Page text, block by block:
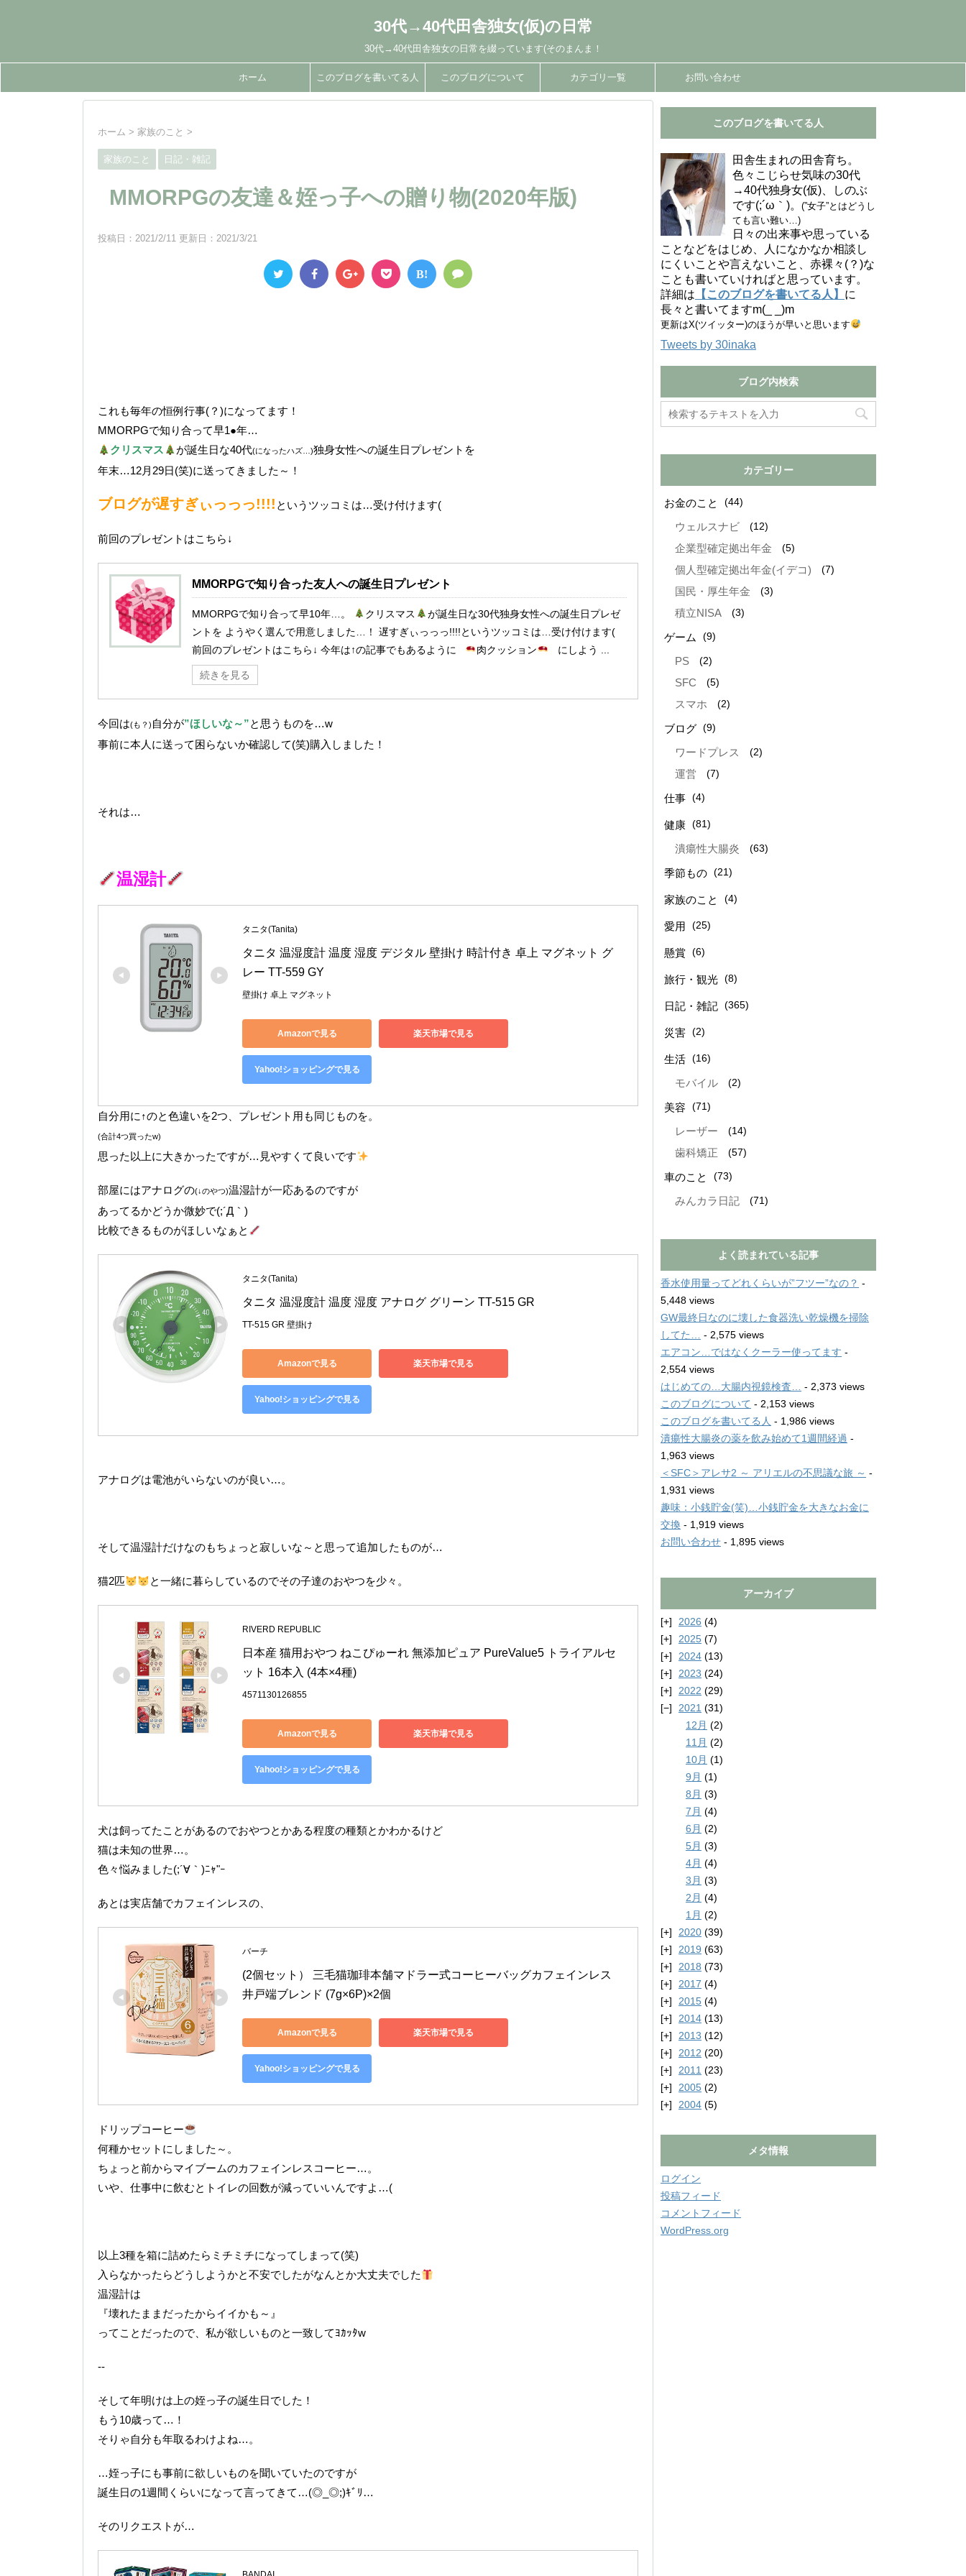
30代→40代田舎独女(仮)の日常
30代→40代田舎独女の日常を綴っています(そのまんま！
ホーム このブログを書いてる人 このブログについて カテゴリ一覧 お問い合わせ
ホーム > 家族のこと >
家族のこと 日記・雑記
MMORPGの友達＆姪っ子への贈り物(2020年版)
投稿日：2021/2/11 更新日： 2021/3/21
B!
これも毎年の恒例行事(？)になってます！
MMORPGで知り合って早1●年…
クリスマス
が誕生日な40代(になったハズ…)独身女性への誕生日プレゼントを
年末…12月29日(笑)に送ってきました～！
ブログが遅すぎぃっっっ!!!! というツッコミは…受け付けます(
前回のプレゼントはこちら↓
MMORPGで知り合った友人への誕生日プレゼント
MMORPGで知り合って早10年…。 クリスマス
が誕生日な30代独身女性への誕生日プレゼ
ントを ようやく選んで用意しました…！ 遅すぎぃっっっ!!!!というツッコミは…受け付けます(
前回のプレゼントはこちら↓ 今年は↑の記事でもあるように
肉クッション にしよう ...
続きを見る
今回は(も？) 自分が”ほしいな～”と思うものを…w
事前に本人に送って困らないか確認して(笑)購入しました！
それは…
温湿計
タニタ(Tanita)
タニタ 温湿度計 温度 湿度 デジタル 壁掛け 時計付き 卓上 マグネット グ
レー TT-559 GY
壁掛け 卓上 マグネット
Amazonで見る 楽天市場で見る
Yahoo!ショッピングで見る
自分用に↑のと色違いを2つ、プレゼント用も同じものを。
(合計4つ買ったw)
思った以上に大きかったですが…見やすくて良いです
部屋にはアナログの(↓のやつ)温湿計が一応あるのですが
あってるかどうか微妙で(;´Д｀)
比較できるものがほしいなぁと
タニタ(Tanita)
タニタ 温湿度計 温度 湿度 アナログ グリーン TT-515 GR
TT-515 GR 壁掛け
Amazonで見る 楽天市場で見る
Yahoo!ショッピングで見る
アナログは電池がいらないのが良い…。
そして温湿計だけなのもちょっと寂しいな～と思って追加したものが…
猫2匹 と一緒に暮らしているのでその子達のおやつを少々。
RIVERD REPUBLIC
日本産 猫用おやつ ねこぴゅーれ 無添加ピュア PureValue5 トライアルセ
ット 16本入 (4本×4種)
4571130126855
Amazonで見る 楽天市場で見る
Yahoo!ショッピングで見る
犬は飼ってたことがあるのでおやつとかある程度の種類とかわかるけど
猫は未知の世界…。
色々悩みました(;´∀｀)ﾆｬ"ｰ
あとは実店舗でカフェインレスの、
バーチ
(2個セット） 三毛猫珈琲本舗マドラー式コーヒーバッグカフェインレス
井戸端ブレンド (7g×6P)×2個
Amazonで見る 楽天市場で見る
Yahoo!ショッピングで見る
ドリップコーヒー
何種かセットにしました～。
ちょっと前からマイブームのカフェインレスコーヒー…。
いや、仕事中に飲むとトイレの回数が減っていいんですよ…(
以上3種を箱に詰めたらミチミチになってしまって(笑)
入らなかったらどうしようかと不安でしたがなんとか大丈夫でした
温湿計は
『壊れたままだったからイイかも～』
ってことだったので、私が欲しいものと一致してﾖｶｯﾀw
--
そして年明けは上の姪っ子の誕生日でした！
もう10歳って…！
そりゃ自分も年取るわけよね…。
…姪っ子にも事前に欲しいものを聞いていたのですが
誕生日の1週間くらいになって言ってきて…(◎_◎;)ｷﾞﾘ…
そのリクエストが…
このブログを書いてる人
田舎生まれの田舎育ち。
色々こじらせ気味の30代
→40代独身女(仮)、しのぶ
です(;´ω｀)。 (”女子”とはどうし
ても言い難い…)
日々の出来事や思っている
ことなどをはじめ、人になかなか相談し
にくいことや言えないこと、赤裸々(？)な
ことも書いていければと思っています。
詳細は 【このブログを書いてる人】 に
長々と書いてますm(_ _)m
更新はX(ツイッター)のほうが早いと思います
Tweets by 30inaka
ブログ内検索
カテゴリー
お金のこと (44)
ウェルスナビ (12)
企業型確定拠出年金 (5)
個人型確定拠出年金(イデコ) (7)
国民・厚生年金 (3)
積立NISA (3)
ゲーム (9)
PS (2)
SFC (5)
スマホ (2)
ブログ (9)
ワードプレス (2)
運営 (7)
仕事 (4)
健康 (81)
潰瘍性大腸炎 (63)
季節もの (21)
家族のこと (4)
愛用 (25)
懸賞 (6)
旅行・観光 (8)
日記・雑記 (365)
災害 (2)
生活 (16)
モバイル (2)
美容 (71)
レーザー (14)
歯科矯正 (57)
車のこと (73)
みんカラ日記 (71)
よく読まれている記事
香水使用量ってどれくらいが”フツー”なの？ -
5,448 views
GW最終日なのに壊した食器洗い乾燥機を掃除
してた…
- 2,575 views
エアコン…ではなくクーラー使ってます -
2,554 views
はじめての…大腸内視鏡検査…
- 2,373 views
このブログについて - 2,153 views
このブログを書いてる人 - 1,986 views
潰瘍性大腸炎の薬を飲み始めて1週間経過 -
1,963 views
＜SFC＞アレサ2 ～ アリエルの不思議な旅 ～ -
1,931 views
趣味：小銭貯金(笑)…小銭貯金を大きなお金に
交換 - 1,919 views
お問い合わせ - 1,895 views
アーカイブ
2026 (4)
2025 (7)
2024 (13)
2023 (24)
2022 (29)
2021 (31)
12月 (2)
11月 (2)
10月 (1)
9月 (1)
8月 (3)
7月 (4)
6月 (2)
5月 (3)
4月 (4)
3月 (3)
2月 (4)
1月 (2)
2020 (39)
2019 (63)
2018 (73)
2017 (4)
2015 (4)
2014 (13)
2013 (12)
2012 (20)
2011 (23)
2005 (2)
2004 (5)
メタ情報
ログイン
投稿フィード
コメントフィード
WordPress.org